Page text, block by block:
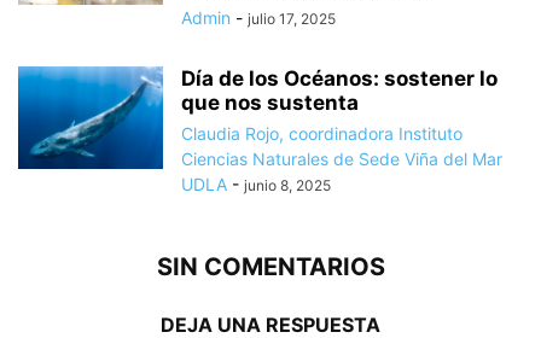
Admin - julio 17, 2025
Día de los Océanos: sostener lo
que nos sustenta
Claudia Rojo, coordinadora Instituto
Ciencias Naturales de Sede Viña del Mar
UDLA - junio 8, 2025
SIN COMENTARIOS
DEJA UNA RESPUESTA